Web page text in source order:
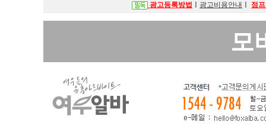
광고등록방법 광고비용안내 점
모